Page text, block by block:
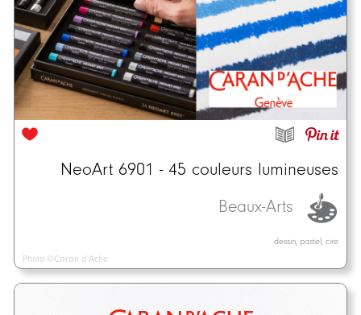
NeoArt 6901 - 45 couleurs lumineuses
Beaux-Arts
dessin, pastel, cire
Photo ©Caran d'Ache